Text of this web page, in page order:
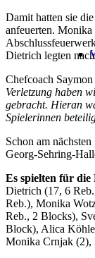
Damit hatten sie
anfeuerten.
Dietrich legten
Chefcoach
Verletzung haben
gebracht. Hieran
Spielerinnen
Schon am
Georg-Sehring-
Es spielten für
Dietrich (17, 6
Reb.), Monika
Reb., 2 Blocks),
Block), Alica
Monika Crnjak (2),